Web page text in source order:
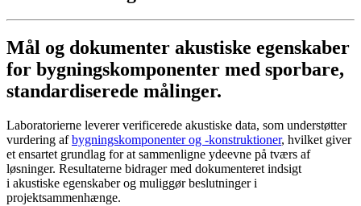
Mål og dokumenter akustiske egenskaber
for bygningskomponenter med sporbare,
standardiserede målinger.
Laboratorierne leverer verificerede akustiske data, som understøtter
vurdering afbygningskomponenter og -konstruktioner, hvilket giver
et ensartet grundlag for at sammenligne ydeevne på tværs af
løsninger. Resultaterne bidrager med dokumenteret indsigt
i akustiske egenskaber og muliggør beslutninger i
projektsammenhænge.